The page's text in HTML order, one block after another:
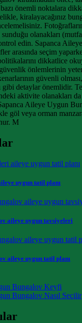
önemli noktalara
kiralayacağınız
olanakları
edin. Sapanca
arasında seçim
dikkatlice
önlemlerinin
güvenli
detaylar önemlidir.
aktivite olanakları
Aileye Uygun
göl veya orman
M
uygun tatil planı
aileye uygun tavsiyeleri
aileye uygun tatil planı
Bungalov Keyfi
Bungalov Nasıl Seçilir